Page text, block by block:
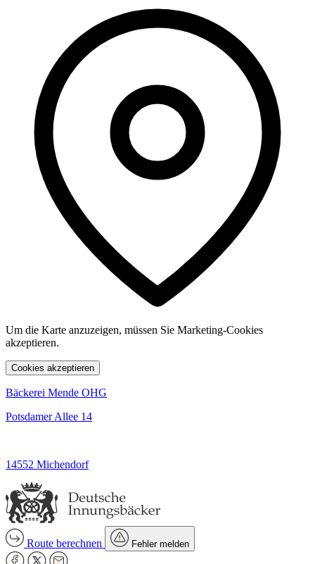
Um die Karte anzuzeigen, müssen Sie Marketing-Cookies
akzeptieren.
Cookies akzeptieren
Bäckerei Mende OHG
Potsdamer Allee 14
14552 Michendorf
Route berechnen Fehler melden